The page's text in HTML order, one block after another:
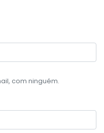
com ninguém.